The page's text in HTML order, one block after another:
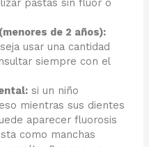
pastas sin flúor o
de 2 años):
usar una cantidad
siempre con el
si un niño
mientras sus dientes
aparecer fluorosis
como manchas